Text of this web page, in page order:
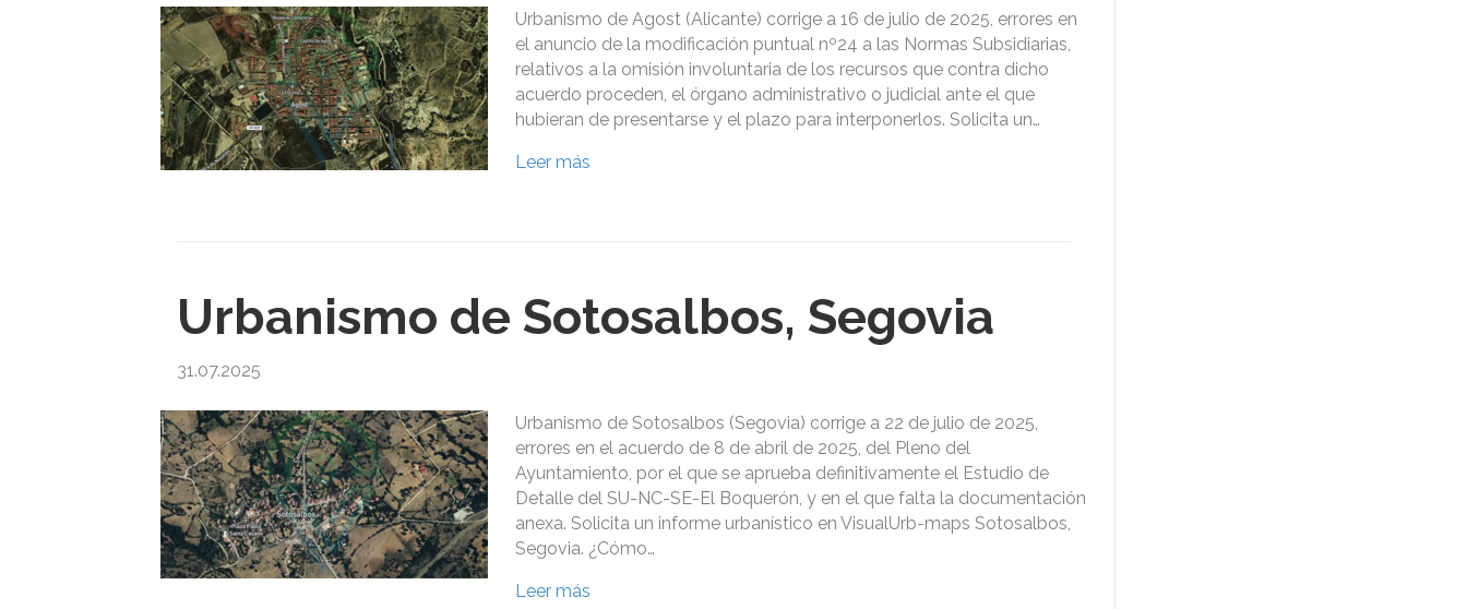
Urbanismo de Agost (Alicante) corrige a 16 de julio de 2025, errores en
el anuncio de la modificación puntual nº24 a las Normas Subsidiarias,
relativos a la omisión involuntaria de los recursos que contra dicho
acuerdo proceden, el órgano administrativo o judicial ante el que
hubieran de presentarse y el plazo para interponerlos. Solicita un…
Leer más
Urbanismo de Sotosalbos, Segovia
31.07.2025
Urbanismo de Sotosalbos (Segovia) corrige a 22 de julio de 2025,
errores en el acuerdo de 8 de abril de 2025, del Pleno del
Ayuntamiento, por el que se aprueba definitivamente el Estudio de
Detalle del SU-NC-SE-El Boquerón, y en el que falta la documentación
anexa. Solicita un informe urbanístico en VisualUrb-maps Sotosalbos,
Segovia. ¿Cómo…
Leer más